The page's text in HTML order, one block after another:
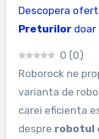
Descopera
Preturilor doar
0 (0)
Roborock ne propune de aceasta data o
varianta de
carei eficienta
despre robotul